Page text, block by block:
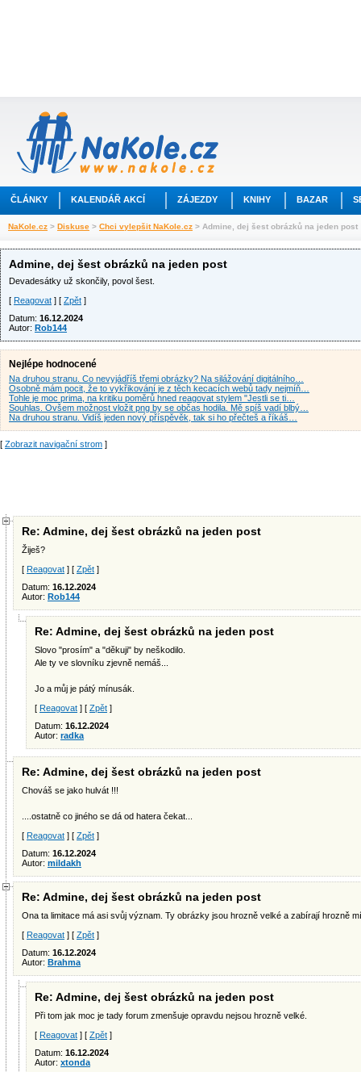
ČLÁNKY KALENDÁŘ AKCÍ ZÁJEZDY KNIHY BAZAR
NaKole.cz > Diskuse > Chci vylepšit NaKole.cz > Admine, dej šest obrázků na jeden post
Admine, dej šest obrázků na jeden post
Devadesátky už skončily, povol šest.
[ Reagovat ] [ Zpět ]
Datum: 16.12.2024
Autor: Rob144
Nejlépe hodnocené
Na druhou stranu. Co nevyjádříš třemi obrázky? Na silážování digitálního…
Osobně mám pocit, že to vykřikování je z těch kecacích webů tady nejmíň…
Tohle je moc prima, na kritiku poměrů hned reagovat stylem "Jestli se ti…
Souhlas. Ovšem možnost vložit png by se občas hodila. Mě spíš vadí blbý…
Na druhou stranu. Vidíš jeden nový příspěvěk, tak si ho přečteš a říkáš…
[ Zobrazit navigační strom ]
Re: Admine, dej šest obrázků na jeden post
Žiješ?
[ Reagovat ] [ Zpět ]
Datum: 16.12.2024
Autor: Rob144
Re: Admine, dej šest obrázků na jeden post
Slovo "prosím" a "děkuji" by neškodilo.
Ale ty ve slovníku zjevně nemáš...
Jo a můj je pátý mínusák.
[ Reagovat ] [ Zpět ]
Datum: 16.12.2024
Autor: radka
Re: Admine, dej šest obrázků na jeden post
Chováš se jako hulvát !!!
....ostatně co jiného se dá od hatera čekat...
[ Reagovat ] [ Zpět ]
Datum: 16.12.2024
Autor: mildakh
Re: Admine, dej šest obrázků na jeden post
Ona ta limitace má asi svůj význam. Ty obrázky jsou hrozně velké a zabírají hrozně
[ Reagovat ] [ Zpět ]
Datum: 16.12.2024
Autor: Brahma
Re: Admine, dej šest obrázků na jeden post
Při tom jak moc je tady forum zmenšuje opravdu nejsou hrozně velké.
[ Reagovat ] [ Zpět ]
Datum: 16.12.2024
Autor: xtonda